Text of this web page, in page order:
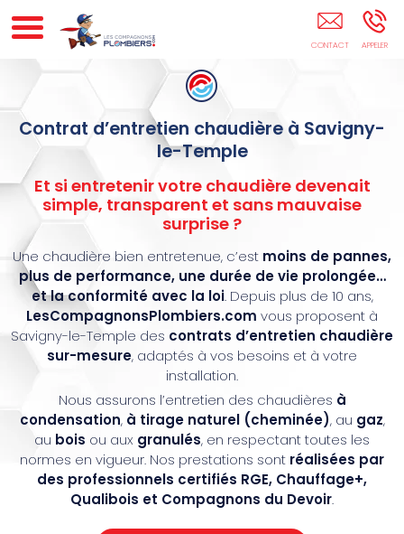
Plombier Sanitaire Expérimenté SAVIGNY-LE-
Contrat d’entretien chaudière à Savigny-
le-Temple
Et si entretenir votre chaudière devenait
simple, transparent et sans mauvaise
surprise ?
Une chaudière bien entretenue, c’est moins de pannes,
plus de performance, une durée de vie prolongée…
et la conformité avec la loi. Depuis plus de 10 ans,
LesCompagnonsPlombiers.com vous proposent à
Savigny-le-Temple des contrats d’entretien chaudière
sur-mesure, adaptés à vos besoins et à votre
installation.
Nous assurons l’entretien des chaudières à
condensation, à tirage naturel (cheminée), au gaz,
au bois ou aux granulés, en respectant toutes les
normes en vigueur. Nos prestations sont réalisées par
des professionnels certifiés RGE, Chauffage+,
Qualibois et Compagnons du Devoir.